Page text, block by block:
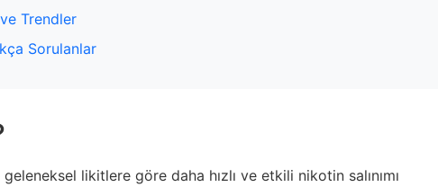
ve Trendler
Sorulanlar
likitlere göre daha hızlı ve etkili nikotin salınımı